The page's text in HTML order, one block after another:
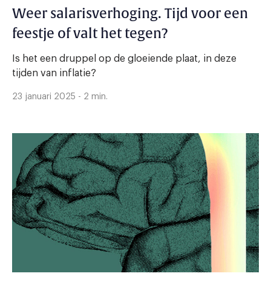
Weer salarisverhoging. Tijd voor een
feestje of valt het tegen?
Is het een druppel op de gloeiende plaat, in deze
tijden van inflatie?
23 januari 2025 - 2 min.